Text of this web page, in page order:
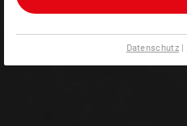
Datenschutz|